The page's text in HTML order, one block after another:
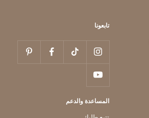
تابعونا
المساعدة والدعم